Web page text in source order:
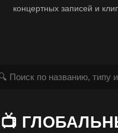
концертных записей и
📺